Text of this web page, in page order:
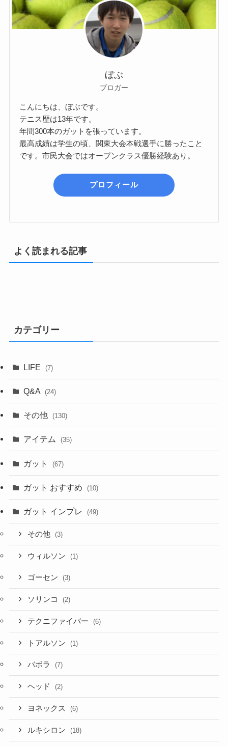
ぼぶ
ブロガー
こんにちは、ぼぶです。
テニス歴は13年です。
年間300本のガットを張っています。
最高成績は学生の頃、関東大会本戦選手に勝ったこと
です。市民大会ではオープンクラス優勝経験あり。
プロフィール
よく読まれる記事
カテゴリー
LIFE (7)
Q&A (24)
その他 (130)
アイテム (35)
ガット (67)
ガット おすすめ (10)
ガット インプレ (49)
その他 (3)
ウィルソン (1)
ゴーセン (3)
ソリンコ (2)
テクニファイバー (6)
トアルソン (1)
バボラ (7)
ヘッド (2)
ヨネックス (6)
ルキシロン (18)